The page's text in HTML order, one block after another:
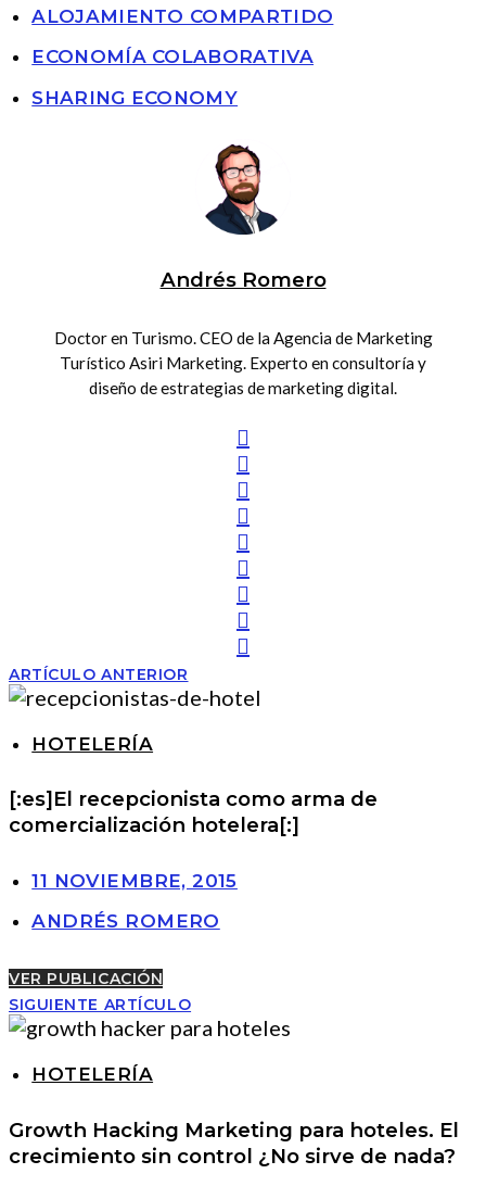
ALOJAMIENTO COMPARTIDO
ECONOMÍA COLABORATIVA
SHARING ECONOMY
Andrés Romero
Doctor en Turismo. CEO de la Agencia de Marketing
Turístico Asiri Marketing. Experto en consultoría y
diseño de estrategias de marketing digital.
ARTÍCULO ANTERIOR
HOTELERÍA
[:es]El recepcionista como arma de
comercialización hotelera[:]
11 NOVIEMBRE, 2015
ANDRÉS ROMERO
VER PUBLICACIÓN
SIGUIENTE ARTÍCULO
HOTELERÍA
Growth Hacking Marketing para hoteles. El
crecimiento sin control ¿No sirve de nada?